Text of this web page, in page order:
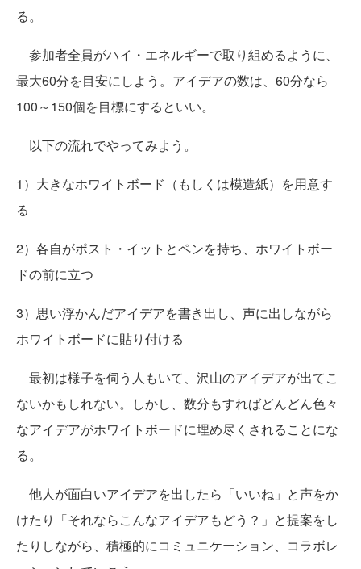
る。
参加者全員がハイ・エネルギーで取り組めるように、
最大60分を目安にしよう。アイデアの数は、60分なら
100～150個を目標にするといい。
以下の流れでやってみよう。
1）大きなホワイトボード（もしくは模造紙）を用意す
る
2）各自がポスト・イットとペンを持ち、ホワイトボー
ドの前に立つ
3）思い浮かんだアイデアを書き出し、声に出しながら
ホワイトボードに貼り付ける
最初は様子を伺う人もいて、沢山のアイデアが出てこ
ないかもしれない。しかし、数分もすればどんどん色々
なアイデアがホワイトボードに埋め尽くされることにな
る。
他人が面白いアイデアを出したら「いいね」と声をか
けたり「それならこんなアイデアもどう？」と提案をし
たりしながら、積極的にコミュニケーション、コラボレ